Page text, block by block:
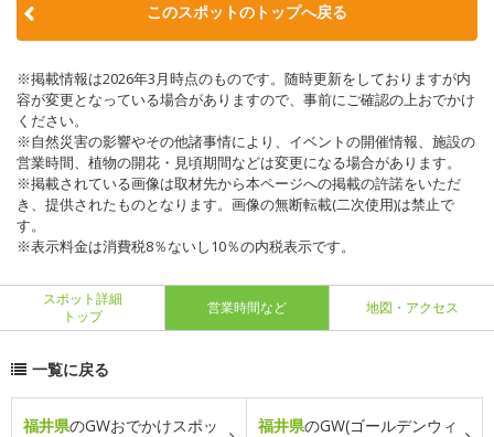
このスポットのトップへ戻る
※掲載情報は2026年3月時点のものです。随時更新をしておりますが内
容が変更となっている場合がありますので、事前にご確認の上おでかけ
ください。
※自然災害の影響やその他諸事情により、イベントの開催情報、施設の
営業時間、植物の開花・見頃期間などは変更になる場合があります。
※掲載されている画像は取材先から本ページへの掲載の許諾をいただ
き、提供されたものとなります。画像の無断転載(二次使用)は禁止で
す。
※表示料金は消費税8％ないし10％の内税表示です。
スポット詳細
トップ
営業時間など 地図・アクセス
一覧に戻る
福井県のGWおでかけスポッ
福井県のGW(ゴールデンウィ